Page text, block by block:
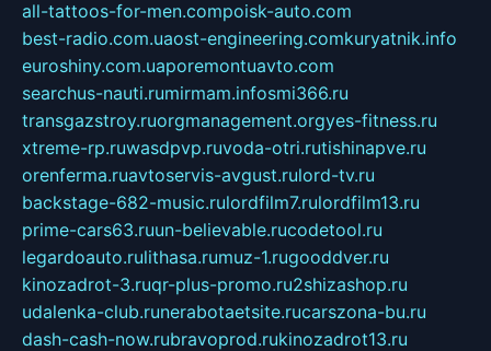
all-tattoos-for-men.compoisk-auto.com
best-radio.com.uaost-engineering.comkuryatnik.info
euroshiny.com.uaporemontuavto.com
searchus-nauti.rumirmam.infosmi366.ru
transgazstroy.ruorgmanagement.orgyes-fitness.ru
xtreme-rp.ruwasdpvp.ruvoda-otri.rutishinapve.ru
orenferma.ruavtoservis-avgust.rulord-tv.ru
backstage-682-music.rulordfilm7.rulordfilm13.ru
prime-cars63.ruun-believable.rucodetool.ru
legardoauto.rulithasa.rumuz-1.rugooddver.ru
kinozadrot-3.ruqr-plus-promo.ru2shizashop.ru
udalenka-club.runerabotaetsite.rucarszona-bu.ru
dash-cash-now.rubravoprod.rukinozadrot13.ru